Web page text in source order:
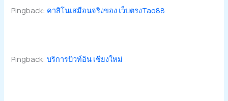
Pingback: คาสิโนเสมือนจริงของ เว็บตรงTao88
Pingback:บริการบิวท์อิน เชียงใหม่